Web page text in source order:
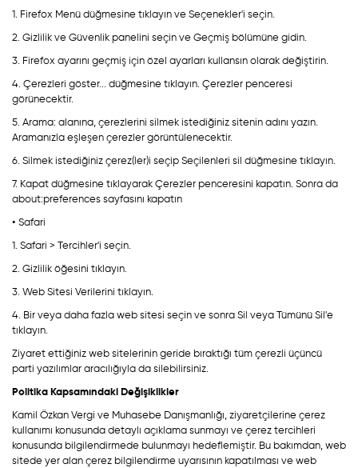
1. Firefox Menü düğmesine tıklayın ve Seçenekler'i seçin.
2. Gizlilik ve Güvenlik panelini seçin ve Geçmiş bölümüne gidin.
3. Firefox ayarını geçmiş için özel ayarları kullansın olarak değiştirin.
4. Çerezleri göster... düğmesine tıklayın. Çerezler penceresi
görünecektir.
5. Arama: alanına, çerezlerini silmek istediğiniz sitenin adını yazın.
Aramanızla eşleşen çerezler görüntülenecektir.
6. Silmek istediğiniz çerez(ler)i seçip Seçilenleri sil düğmesine tıklayın.
7. Kapat düğmesine tıklayarak Çerezler penceresini kapatın. Sonra da
about:preferences sayfasını kapatın
• Safari
1. Safari > Tercihler'i seçin.
2. Gizlilik öğesini tıklayın.
3. Web Sitesi Verilerini tıklayın.
4. Bir veya daha fazla web sitesi seçin ve sonra Sil veya Tümünü Sil'e
tıklayın.
Ziyaret ettiğiniz web sitelerinin geride bıraktığı tüm çerezli üçüncü
parti yazılımlar aracılığıyla da silebilirsiniz.
Politika Kapsamındaki Değişiklikler
Kamil Özkan Vergi ve Muhasebe Danışmanlığı, ziyaretçilerine çerez
kullanımı konusunda detaylı açıklama sunmayı ve çerez tercihleri
konusunda bilgilendirmede bulunmayı hedeflemiştir. Bu bakımdan, web
sitede yer alan çerez bilgilendirme uyarısının kapatılması ve web